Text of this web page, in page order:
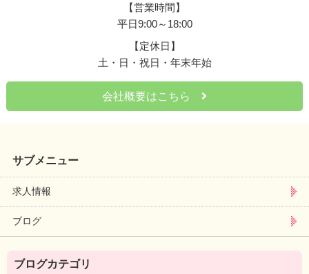
【営業時間】
平日9:00～18:00
【定休日】
土・日・祝日・年末年始
会社概要はこちら
サブメニュー
求人情報
ブログ
ブログカテゴリ